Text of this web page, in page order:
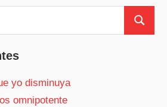
Buscar
yo disminuya
omnipotente